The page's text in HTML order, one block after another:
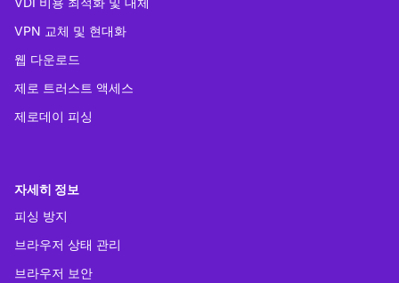
VPN 교체 및 현대화
웹 다운로드
제로 트러스트 액세스
제로데이 피싱
자세히 정보
피싱 방지
브라우저 상태 관리
브라우저 보안